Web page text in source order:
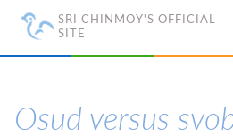
SRI CHINMOY'S OFFICIAL
SITE
Osud versus